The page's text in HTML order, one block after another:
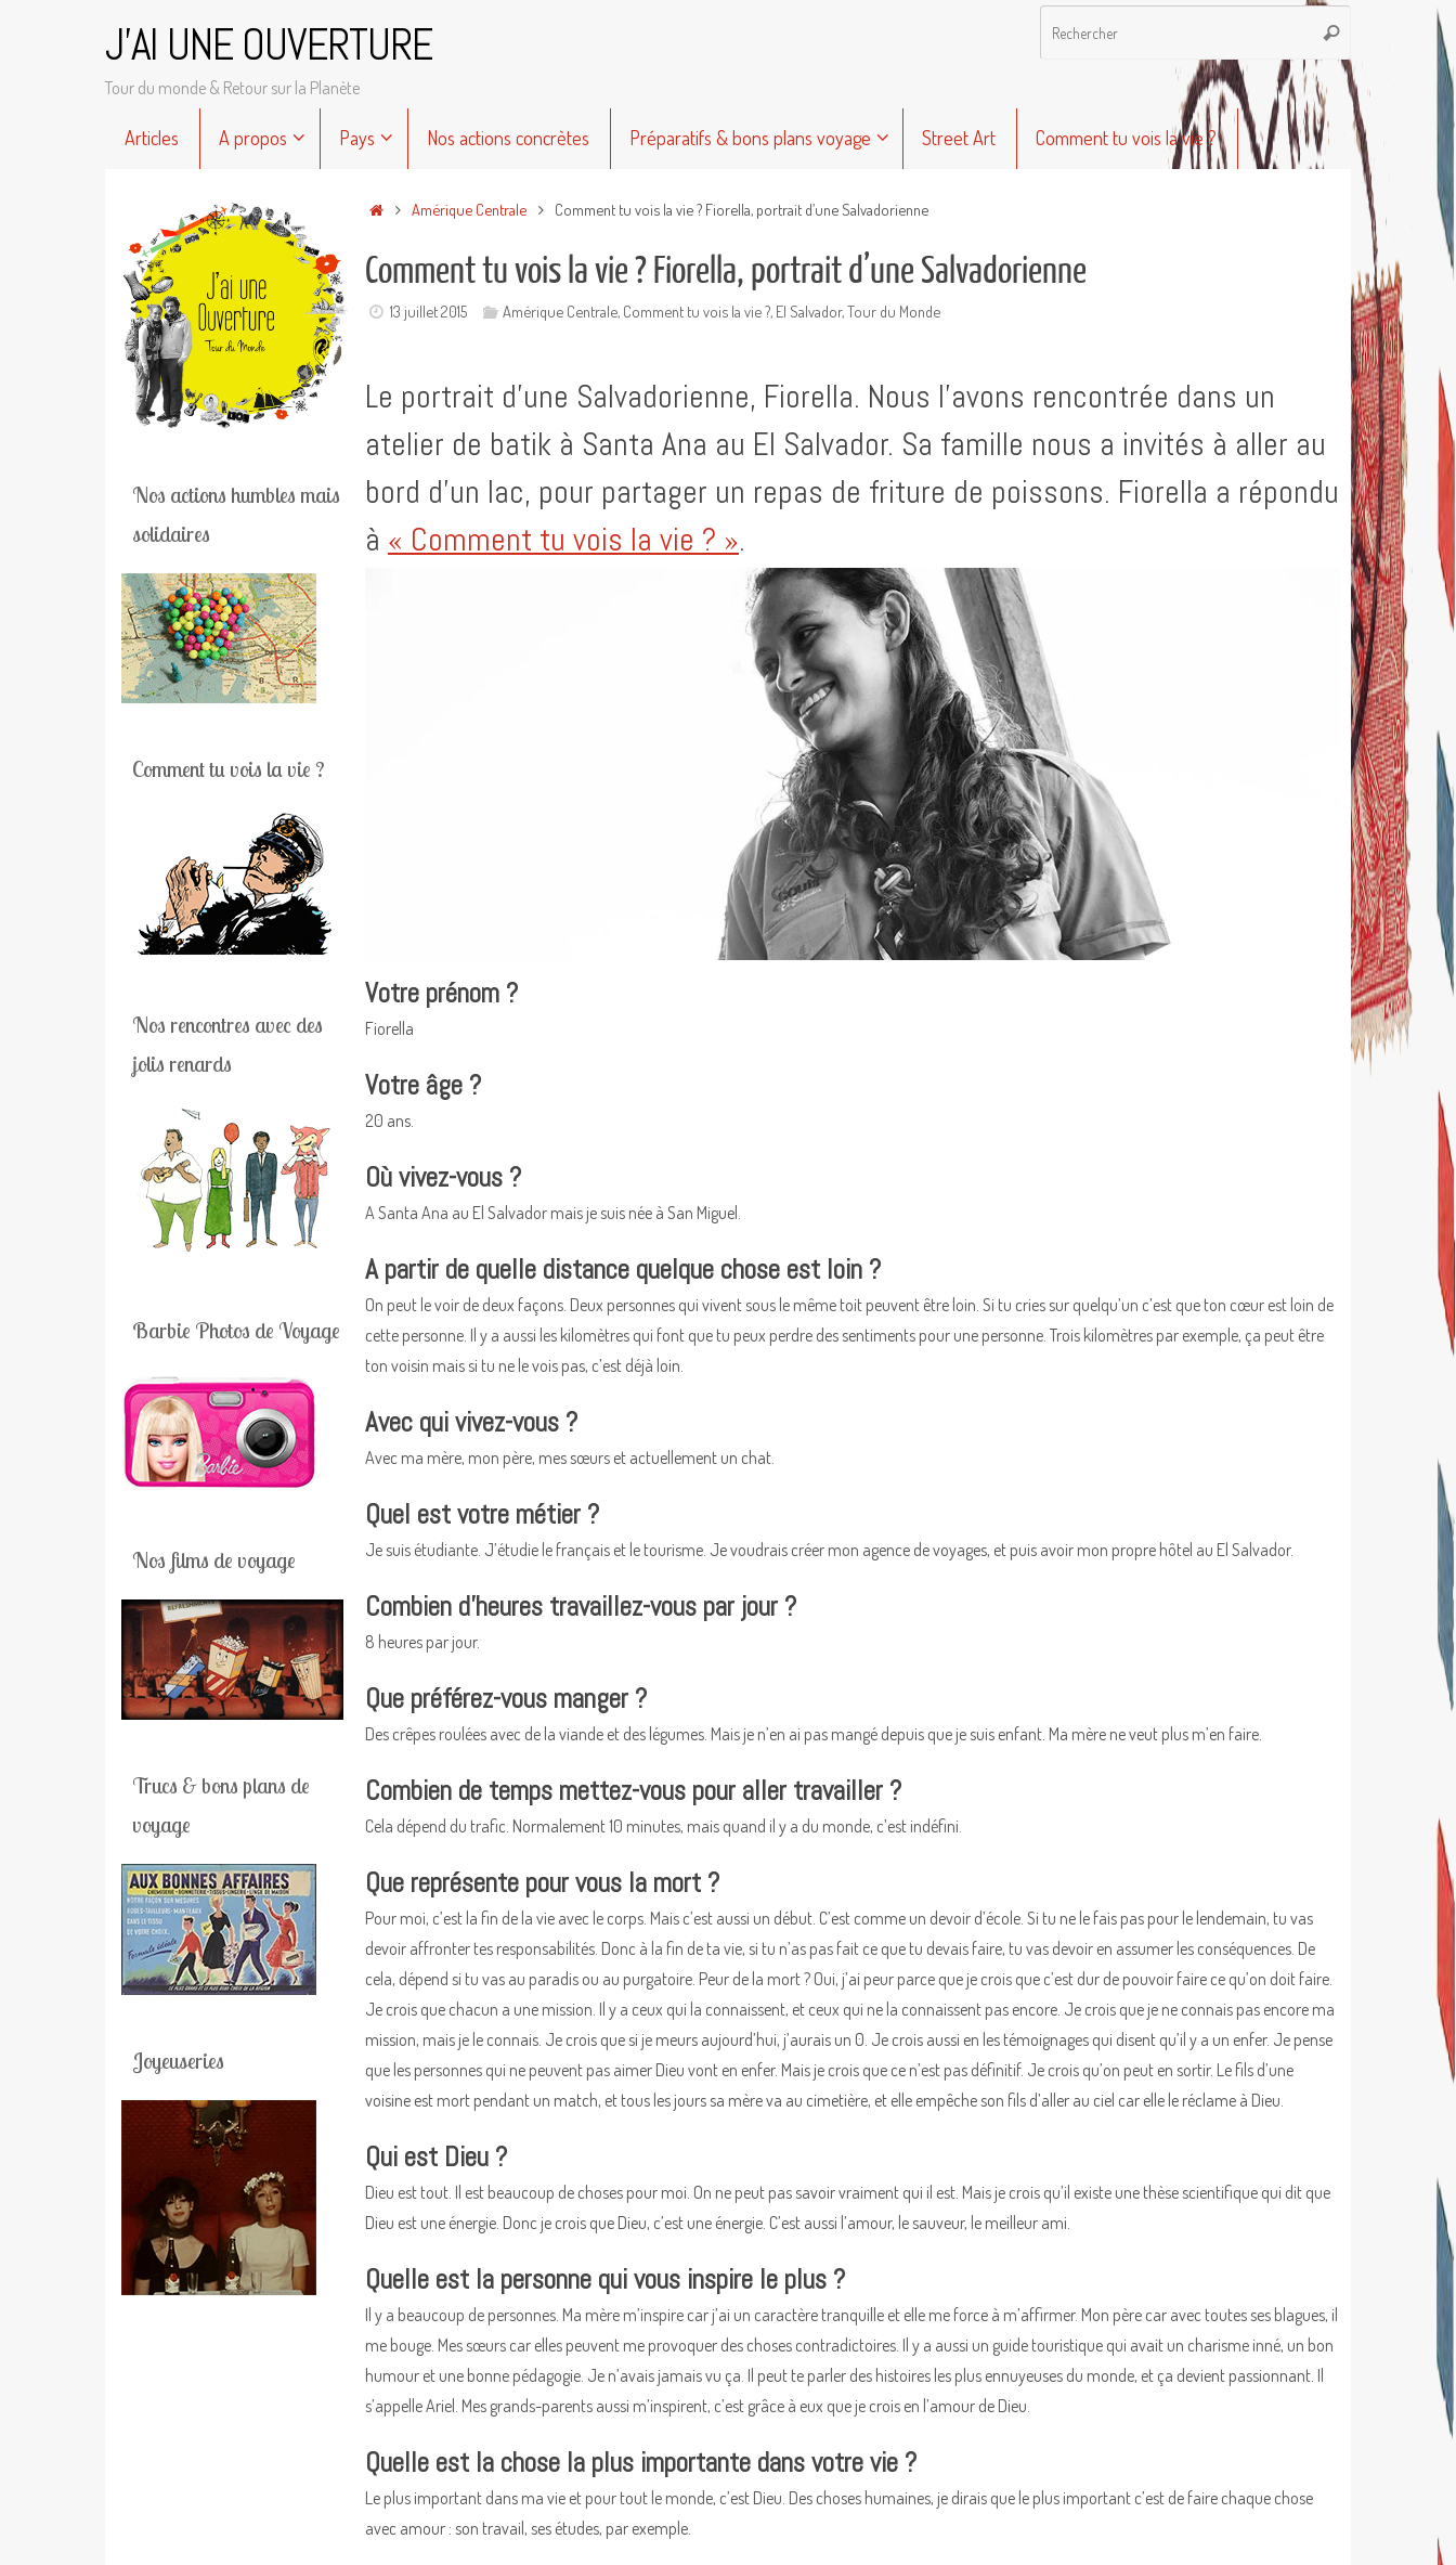
J'AI UNE OUVERTURE
Tour du monde & Retour sur la Planète
:
Rechercher
Articles A propos Pays Nos actions concrètes Préparatifs & bons plans voyage Street Art Comment tu vois la vie ?
AccueilAmérique Centrale Comment tu vois la vie ? Fiorella, portrait d’une Salvadorienne
Comment tu vois la vie ? Fiorella, portrait d’une Salvadorienne
13 juillet 2015 Amérique Centrale, Comment tu vois la vie ?, El Salvador,Tour du Monde
Le portrait d’une Salvadorienne, Fiorella. Nous l’avons rencontrée dans un
atelier de batik à Santa Ana au El Salvador. Sa famille nous a invités à aller au
bord d’un lac, pour partager un repas de friture de poissons. Fiorella a répondu
à « Comment tu vois la vie ? ».
Votre prénom ?
Fiorella
Votre âge ?
20 ans.
Où vivez-vous ?
A Santa Ana au El Salvador mais je suis née à San Miguel.
A partir de quelle distance quelque chose est loin ?
On peut le voir de deux façons. Deux personnes qui vivent sous le même toit peuvent être loin. Si tu cries sur quelqu’un c’est que ton cœur est loin de
cette personne. Il y a aussi les kilomètres qui font que tu peux perdre des sentiments pour une personne. Trois kilomètres par exemple, ça peut être
ton voisin mais si tu ne le vois pas, c’est déjà loin.
Avec qui vivez-vous ?
Avec ma mère, mon père, mes sœurs et actuellement un chat.
Quel est votre métier ?
Je suis étudiante. J’étudie le français et le tourisme. Je voudrais créer mon agence de voyages, et puis avoir mon propre hôtel au El Salvador.
Combien d’heures travaillez-vous par jour ?
8 heures par jour.
Que préférez-vous manger ?
Des crêpes roulées avec de la viande et des légumes. Mais je n’en ai pas mangé depuis que je suis enfant. Ma mère ne veut plus m’en faire.
Combien de temps mettez-vous pour aller travailler ?
Cela dépend du trafic. Normalement 10 minutes, mais quand il y a du monde, c’est indéfini.
Que représente pour vous la mort ?
Pour moi, c’est la fin de la vie avec le corps. Mais c’est aussi un début. C’est comme un devoir d’école. Si tu ne le fais pas pour le lendemain, tu vas
devoir affronter tes responsabilités. Donc à la fin de ta vie, si tu n’as pas fait ce que tu devais faire, tu vas devoir en assumer les conséquences. De
cela, dépend si tu vas au paradis ou au purgatoire. Peur de la mort ? Oui, j’ai peur parce que je crois que c’est dur de pouvoir faire ce qu’on doit faire.
Je crois que chacun a une mission. Il y a ceux qui la connaissent, et ceux qui ne la connaissent pas encore. Je crois que je ne connais pas encore ma
mission, mais je le connais. Je crois que si je meurs aujourd’hui, j’aurais un 0. Je crois aussi en les témoignages qui disent qu’il y a un enfer. Je pense
que les personnes qui ne peuvent pas aimer Dieu vont en enfer. Mais je crois que ce n’est pas définitif. Je crois qu’on peut en sortir. Le fils d’une
voisine est mort pendant un match, et tous les jours sa mère va au cimetière, et elle empêche son fils d’aller au ciel car elle le réclame à Dieu.
Qui est Dieu ?
Dieu est tout. Il est beaucoup de choses pour moi. On ne peut pas savoir vraiment qui il est. Mais je crois qu’il existe une thèse scientifique qui dit que
Dieu est une énergie. Donc je crois que Dieu, c’est une énergie. C’est aussi l’amour, le sauveur, le meilleur ami.
Quelle est la personne qui vous inspire le plus ?
Il y a beaucoup de personnes. Ma mère m’inspire car j’ai un caractère tranquille et elle me force à m’affirmer. Mon père car avec toutes ses blagues, il
me bouge. Mes sœurs car elles peuvent me provoquer des choses contradictoires. Il y a aussi un guide touristique qui avait un charisme inné, un bon
humour et une bonne pédagogie. Je n’avais jamais vu ça. Il peut te parler des histoires les plus ennuyeuses du monde, et ça devient passionnant. Il
s’appelle Ariel. Mes grands-parents aussi m’inspirent, c’est grâce à eux que je crois en l’amour de Dieu.
Quelle est la chose la plus importante dans votre vie ?
Le plus important dans ma vie et pour tout le monde, c’est Dieu. Des choses humaines, je dirais que le plus important c’est de faire chaque chose
avec amour : son travail, ses études, par exemple.
Nos actions humbles mais
solidaires
Comment tu vois la vie ?
Nos rencontres avec des
jolis renards
Barbie Photos de Voyage
Nos films de voyage
Trucs & bons plans de
voyage
Joyeuseries